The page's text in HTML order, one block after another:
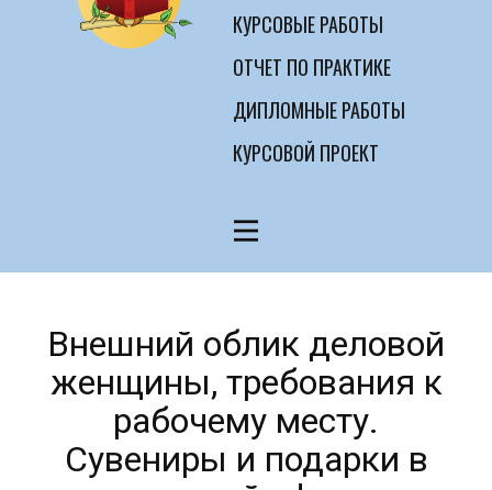
КУРСОВЫЕ РАБОТЫ
ОТЧЕТ ПО ПРАКТИКЕ
ДИПЛОМНЫЕ РАБОТЫ
КУРСОВОЙ ПРОЕКТ
Внешний облик деловой
женщины, требования к
рабочему месту.
Сувениры и подарки в